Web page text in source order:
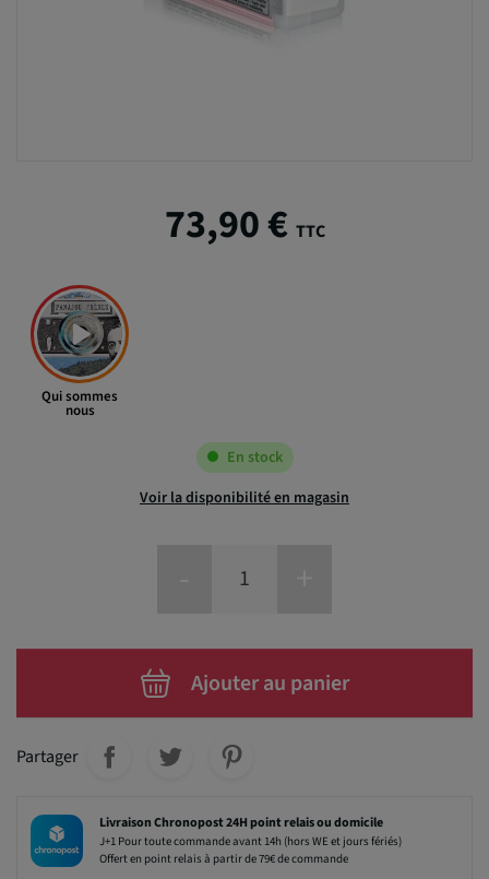
73,90 € TTC
Qui sommes
nous
En stock
Voir la disponibilité en magasin
Ajouter au panier
Partager
Livraison Chronopost 24H point relais ou domicile
J+1 Pour toute commande avant 14h (hors WE et jours fériés)
Offert en point relais à partir de 79€ de commande